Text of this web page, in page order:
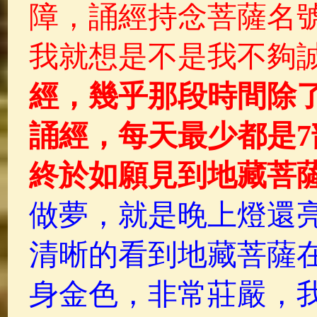
障，誦經持念菩薩名
我就想是不是我不夠
經，幾乎那段時間除
誦經，每天最少都是
終於如願見到地藏菩
做夢，就是晚上燈還
清晰的看到地藏菩薩
身金色，非常莊嚴，